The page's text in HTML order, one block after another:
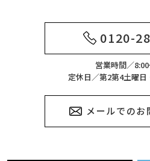
0120-
営業時間／
定休日／第2第4土曜日
メールでのお